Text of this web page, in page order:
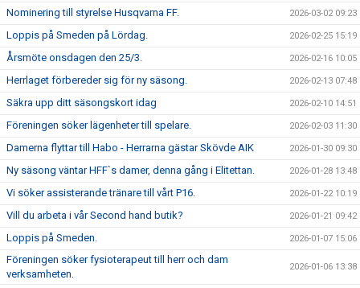
Nominering till styrelse Husqvarna FF. 2026-03-02 09:23
Loppis på Smeden på Lördag. 2026-02-25 15:19
Årsmöte onsdagen den 25/3. 2026-02-16 10:05
Herrlaget förbereder sig för ny säsong. 2026-02-13 07:48
Säkra upp ditt säsongskort idag 2026-02-10 14:51
Föreningen söker lägenheter till spelare. 2026-02-03 11:30
Damerna flyttar till Habo - Herrarna gästar Skövde AIK 2026-01-30 09:30
Ny säsong väntar HFF`s damer, denna gång i Elitettan. 2026-01-28 13:48
Vi söker assisterande tränare till vårt P16. 2026-01-22 10:19
Vill du arbeta i vår Second hand butik? 2026-01-21 09:42
Loppis på Smeden. 2026-01-07 15:06
Föreningen söker fysioterapeut till herr och dam
verksamheten.
2026-01-06 13:38